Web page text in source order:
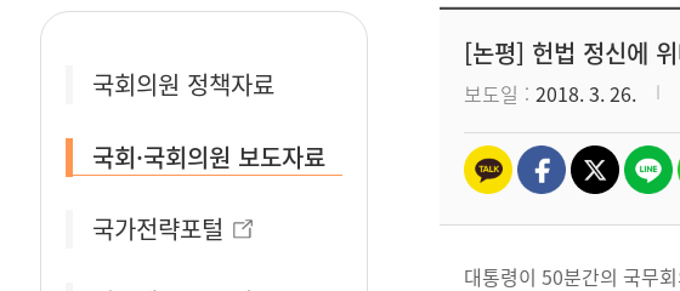
국회의원 정책자료
국회·국회의원 보도자료
국가전략포털
[논평] 헌법 정신에
보도일 2018. 3. 26.
대통령이 50분간의 국무